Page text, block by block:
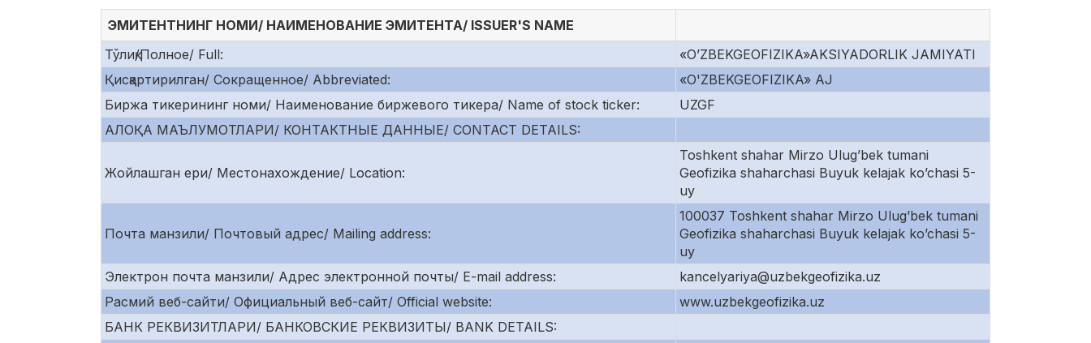
ЭМИТЕНТНИНГ НОМИ/ НАИМЕНОВАНИЕ ЭМИТЕНТА/ ISSUER'S NAME
Тўлиқ/Полное/ Full:
«O’ZBEKGEOFIZIKA»AKSIYADORLIK JAMIYATI
Қисқартирилган/ Сокращенное/ Abbreviated:
«O'ZBEKGEOFIZIKA» AJ
Биржа тикерининг номи/ Наименование биржевого тикера/ Name of stock ticker:
UZGF
АЛОҚА МАЪЛУМОТЛАРИ/ КОНТАКТНЫЕ ДАННЫЕ/ CONTACT DETAILS:
Жойлашган ери/ Местонахождение/ Location:
Toshkent shahar Mirzo Ulug’bek tumani
Geofizika shaharchasi Buyuk kelajak ko’chasi 5-
uy
Почта манзили/ Почтовый адрес/ Mailing address:
100037 Toshkent shahar Mirzo Ulug’bek tumani
Geofizika shaharchasi Buyuk kelajak ko’chasi 5-
uy
Электрон почта манзили/ Адрес электронной почты/ E-mail address:
kancelyariya@uzbekgeofizika.uz
Расмий веб-сайти/ Официальный веб-сайт/ Official website:
www.uzbekgeofizika.uz
БАНК РЕКВИЗИТЛАРИ/ БАНКОВСКИЕ РЕКВИЗИТЫ/ BANK DETAILS: